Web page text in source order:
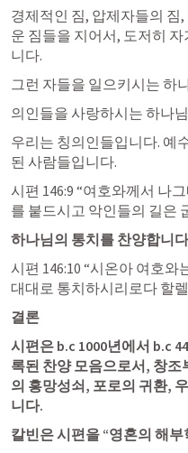
경제적인 짐, 압제자들의 짐
운 짐들을 지어서, 도저히
니다.
그런 자들을 일으키시는 하
의인들을 사랑하시는 하나
우리는 칭의인들입니다. 예
된 사람들입니다.
시편 146:9 “여호와께서 나
를 붙드시고 악인들의 길은
하나님의 통치를 찬양합니다
시편 146:10 “시온아 여호와
대대로 통치하시리로다 할
결론
시편은 b.c 1000년에서 b.c
록된 찬양 모음으로서, 창
의 흥망성쇠, 포로의 귀환,
니다.
칼빈은 시편을 “영혼의 해